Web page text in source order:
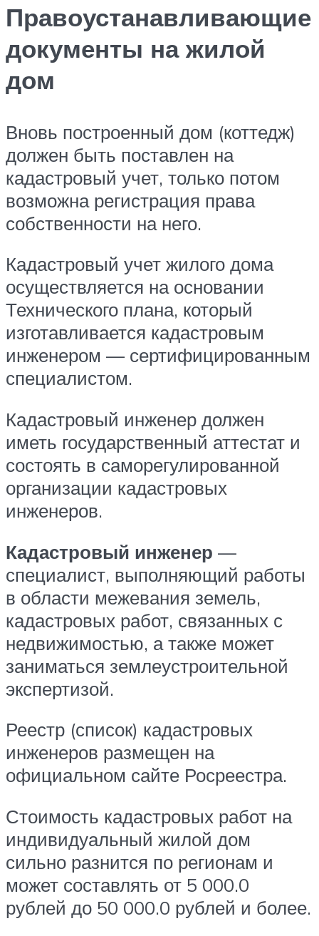
Правоустанавливающие
документы на жилой
дом
Вновь построенный дом (коттедж)
должен быть поставлен на
кадастровый учет, только потом
возможна регистрация права
собственности на него.
Кадастровый учет жилого дома
осуществляется на основании
Технического плана, который
изготавливается кадастровым
инженером — сертифицированным
специалистом.
Кадастровый инженер должен
иметь государственный аттестат и
состоять в саморегулированной
организации кадастровых
инженеров.
Кадастровый инженер —
специалист, выполняющий работы
в области межевания земель,
кадастровых работ, связанных с
недвижимостью, а также может
заниматься землеустроительной
экспертизой.
Реестр (список) кадастровых
инженеров размещен на
официальном сайте Росреестра.
Стоимость кадастровых работ на
индивидуальный жилой дом
сильно разнится по регионам и
может составлять от 5 000.0
рублей до 50 000.0 рублей и более.